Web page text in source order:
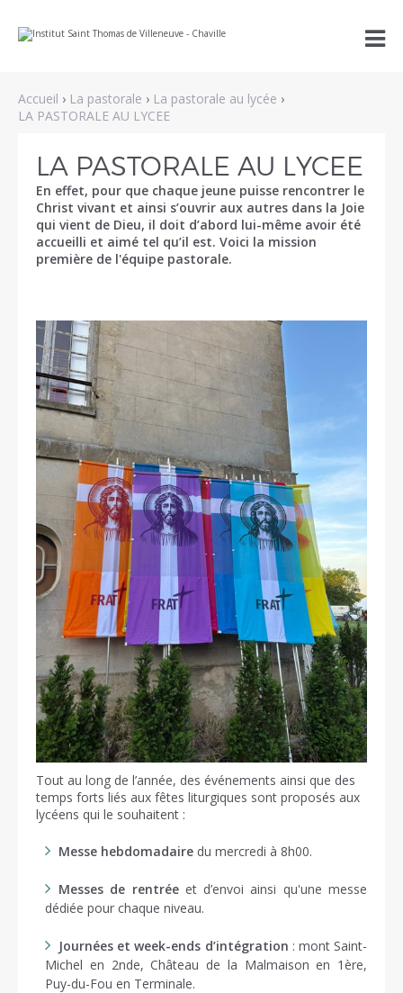
au
la
navigation
personnels

Accueil › La pastorale › La pastorale au lycée ›
LA PASTORALE AU LYCEE
LA PASTORALE AU LYCEE
En effet, pour que chaque jeune puisse rencontrer le
Christ vivant et ainsi s’ouvrir aux autres dans la Joie
qui vient de Dieu, il doit d’abord lui-même avoir été
accueilli et aimé tel qu’il est. Voici la mission
première de l'équipe pastorale.
Tout au long de l’année, des événements ainsi que des
temps forts liés aux fêtes liturgiques sont proposés aux
lycéens qui le souhaitent :
Messe hebdomadaire du mercredi à 8h00.
Messes de rentréeet d’envoi ainsi qu'une messe
dédiée pour chaque niveau.
Journées et week-ends d’intégration : mont Saint-
Michel en 2nde, Château de la Malmaison en 1ère,
Puy-du-Fou en Terminale.